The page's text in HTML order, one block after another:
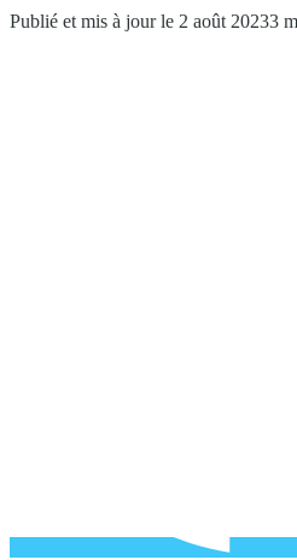
Publié et mis à jour le 2 août 20233